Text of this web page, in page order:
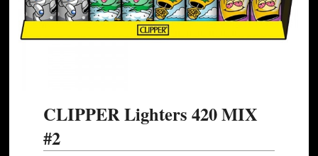
CLIPPER Lighters 420 MIX
#2